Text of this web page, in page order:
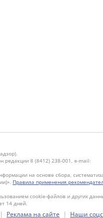
8 (8412) 238-001, e-mail:
на основе сбора,
Правила применения
cookie-файлов и других
14 дней.
| Реклама на сайте | Наши